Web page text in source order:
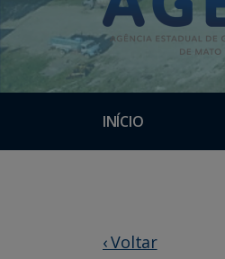
INÍCIO
‹ Voltar